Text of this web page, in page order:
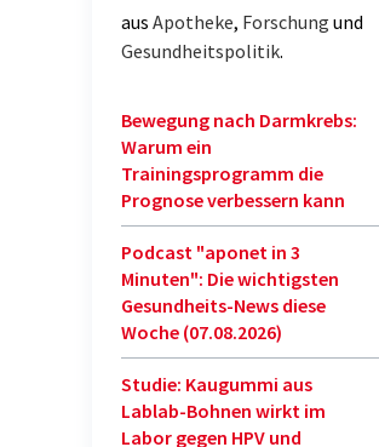
aus Apotheke, Forschung und
Gesundheitspolitik.
Bewegung nach Darmkrebs:
Warum ein
Trainingsprogramm die
Prognose verbessern kann
Podcast "aponet in 3
Minuten": Die wichtigsten
Gesundheits-News diese
Woche (07.08.2026)
Studie: Kaugummi aus
Lablab-Bohnen wirkt im
Labor gegen HPV und